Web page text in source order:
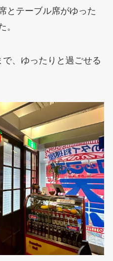
とテーブル席がゆった
。
、ゆったりと過ごせる